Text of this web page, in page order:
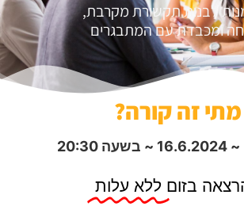
לבנות תקשורת מקרבת,
ומכבדת עם המתבגרים
מתי זה קורה?
בזום ללא עלות